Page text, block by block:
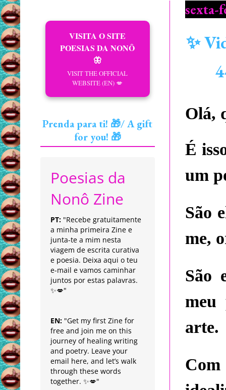
sexta-
✨
Olá,
É
um
São
me,
São
meu
arte.
Com
VISITA O SITE
POESIAS DA NONÔ
🦋
VISIT THE OFFICIAL
WEBSITE (EN) 💋
Prenda para ti! 🎁/ A gift
for you! 🎁
Poesias da
Nonô Zine
PT: "Recebe gratuitamente
a minha primeira Zine e
junta-te a mim nesta
viagem de escrita curativa
e poesia. Deixa aqui o teu
e-mail e vamos caminhar
juntos por estas palavras.
✨💋"
EN: "Get my first Zine for
free and join me on this
journey of healing writing
and poetry. Leave your
email here, and let’s walk
through these words
together. ✨💋"